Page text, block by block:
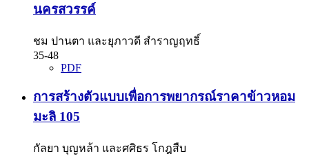
นครสวรรค์
ชม ปานตา และยุภาวดี สำราญฤทธิ์
35-48
PDF
การสร้างตัวแบบเพื่อการพยากรณ์ราคาข้าวหอม
มะลิ 105
กัลยา บุญหล้า และศศิธร โกฎสืบ